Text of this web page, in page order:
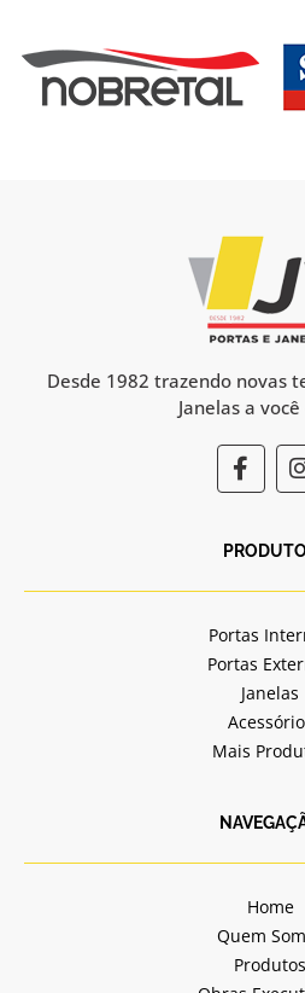
Desde 1982 trazendo novas
Janelas a
F
a
c
b
o
k
-
f
I
Portas
Portas
Janelas
Mais
Home
Quem
Produtos